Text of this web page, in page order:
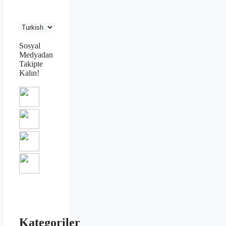
Sosyal
Medyadan
Takipte
Kalın!
Kategoriler